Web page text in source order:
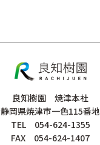
良知樹園 焼津本社
静岡県焼津市一色115番地
TEL 054-624-1355
FAX 054-624-1407